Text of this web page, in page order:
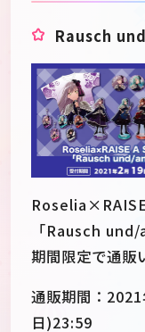
Rausch
「Rausch
期間限定で通販
通販期間：
日)23:59